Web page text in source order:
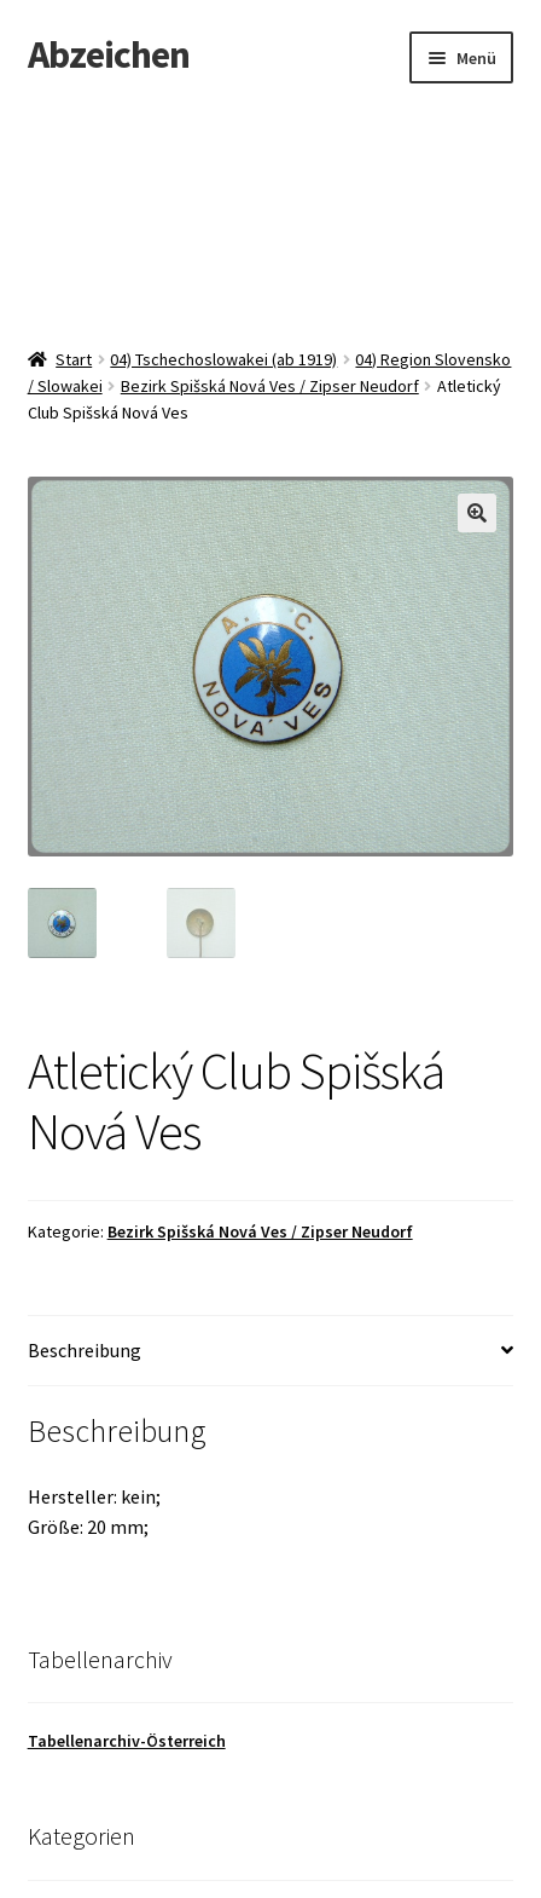
Zur
Navigation
Zum
Inhalt
Abzeichen Menü
Start 04) Tschechoslowakei (ab 1919)
04) Region Slovensko
/ Slowakei
Bezirk Spišská Nová Ves / Zipser Neudorf
Atletický
Club Spišská Nová Ves
Atletický Club Spišská
Nová Ves
Kategorie: Bezirk Spišská Nová Ves / Zipser Neudorf
Beschreibung
Beschreibung
Hersteller: kein;
Größe: 20 mm;
Tabellenarchiv
Tabellenarchiv-Österreich
Kategorien